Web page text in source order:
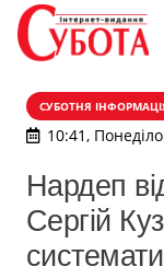
СУБОТНЯ
10:41,
Нардеп
Сергій